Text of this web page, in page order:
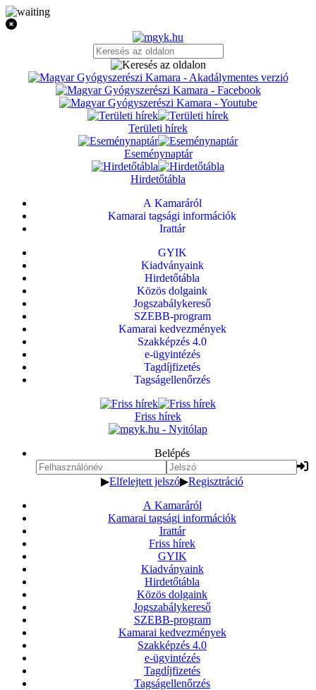
Területi hírek
Eseménynaptár
Hirdetőtábla
A Kamaráról
Kamarai tagsági információk
Irattár
GYIK
Kiadványaink
Hirdetőtábla
Közös dolgaink
Jogszabálykereső
SZEBB-program
Kamarai kedvezmények
Szakképzés 4.0
e-ügyintézés
Tagdíjfizetés
Tagságellenőrzés
Friss hírek
Belépés
▶Elfelejtett jelszó▶Regisztráció
A Kamaráról
Kamarai tagsági információk
Irattár
Friss hírek
GYIK
Kiadványaink
Hirdetőtábla
Közös dolgaink
Jogszabálykereső
SZEBB-program
Kamarai kedvezmények
Szakképzés 4.0
e-ügyintézés
Tagdíjfizetés
Tagságellenőrzés